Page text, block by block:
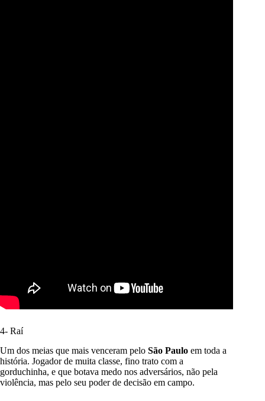
4- Raí
Um dos meias que mais venceram pelo São Paulo em toda a
história. Jogador de muita classe, fino trato com a
gorduchinha, e que botava medo nos adversários, não pela
violência, mas pelo seu poder de decisão em campo.